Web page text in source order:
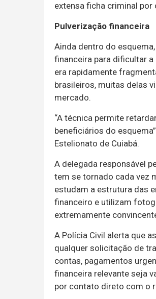
extensa ficha criminal
Pulverização financeira
Ainda dentro do
financeira para dificultar
era rapidamente
brasileiros, muitas delas
mercado.
“A técnica permite
beneficiários do
Estelionato de Cuiabá.
A delegada responsável
tem se tornado cada vez
estudam a estrutura das
financeiro e utilizam
extremamente
A Polícia Civil alerta que
qualquer solicitação de
contas, pagamentos
financeira relevante seja
por contato direto com o